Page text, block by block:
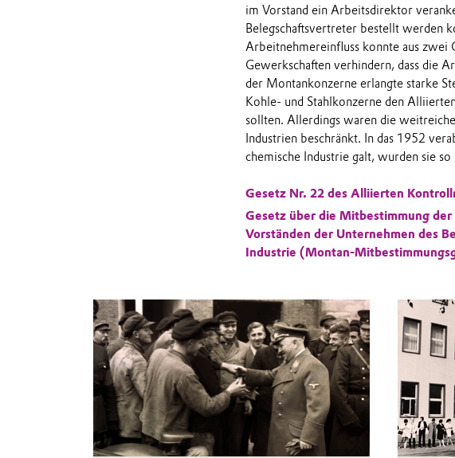
im Vorstand ein Arbeitsdirektor
Belegschaftsvertreter bestellt werden
Arbeitnehmereinfluss konnte aus
Gewerkschaften verhindern, dass die
der Montankonzerne erlangte starke
Kohle- und Stahlkonzerne den
sollten. Allerdings waren die
Industrien beschränkt. In das 1952
chemische Industrie galt, wurden sie
Gesetz Nr. 22 des Alliierten
Gesetz über die Mitbestimmung
Vorständen der Unternehmen des
Industrie (Montan-